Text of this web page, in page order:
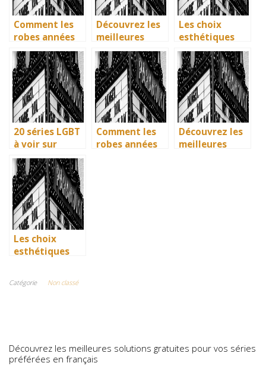
Comment les
robes années
40 vintage ont
révolutionné la
mode en temps
de guerre
Découvrez les
meilleures
solutions
gratuites pour
vos séries
préférées en
français
Les choix
esthétiques
surprenants du
générique de
Joker 2 (2024)
20 séries LGBT
à voir sur
Netflix : quand
science-fiction
et diversité
font des
étincelles
Comment les
robes années
Découvrez les
meilleures
Les choix
esthétiques
Joker 2 (2024)
Catégorie Non classé
Découvrez les meilleures solutions gratuites pour vos séries
préférées en français